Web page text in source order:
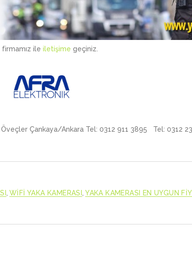
ile iletişime geçiniz.
Öveçler Çankaya/Ankara Tel: 0312 911 3895 Tel: 0312
WİFİ YAKA KAMERASI YAKA KAMERASI EN UYGUN